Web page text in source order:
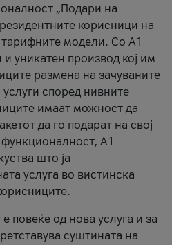
„Подари на
корисници на
модели. Со A1
и уникатен производ кој им
размена на зачуваните
услуги според нивните
имаат можност да
да го подарат на свој
А1
што ја
услуга во вистинска
повеќе од нова услуга и за
суштината на